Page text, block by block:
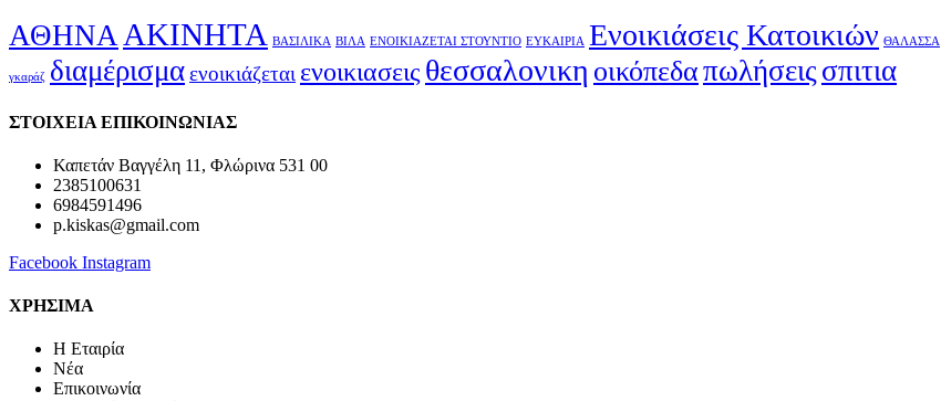
ΑΘΗΝΑ ΑΚΙΝΗΤΑ ΒΑΣΙΛΙΚΑ ΒΙΛΑ ΕΝΟΙΚΙΑΖΕΤΑΙ ΣΤΟΥΝΤΙΟ ΕΥΚΑΙΡΙΑ Ενοικιάσεις Κατοικιών ΘΑΛΑΣΣΑ
γκαράζ διαμέρισμαενοικιάζεται ενοικιασεις θεσσαλονικη οικόπεδαπωλήσεις σπιτια
ΣΤΟΙΧΕΙΑ ΕΠΙΚΟΙΝΩΝΙΑΣ
Καπετάν Βαγγέλη 11, Φλώρινα 531 00
2385100631
6984591496
p.kiskas@gmail.com
Facebook Instagram
ΧΡΗΣΙΜΑ
H Εταιρία
Νέα
Επικοινωνία